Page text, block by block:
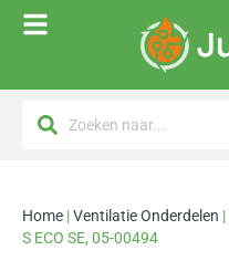
Home |Ventilatie Onderdelen |
S ECO SE, 05-00494